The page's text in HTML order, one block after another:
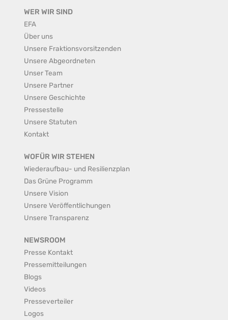
WER WIR SIND
EFA
Über uns
Unsere Fraktionsvorsitzenden
Unsere Abgeordneten
Unser Team
Unsere Partner
Unsere Geschichte
Pressestelle
Unsere Statuten
Kontakt
WOFÜR WIR STEHEN
Wiederaufbau- und Resilienzplan
Das Grüne Programm
Unsere Vision
Unsere Veröffentlichungen
Unsere Transparenz
NEWSROOM
Presse Kontakt
Pressemitteilungen
Blogs
Videos
Presseverteiler
Logos